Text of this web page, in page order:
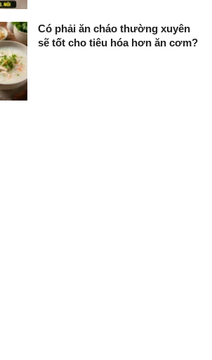
Có phải ăn cháo thường xuyên
sẽ tốt cho tiêu hóa hơn ăn cơm?